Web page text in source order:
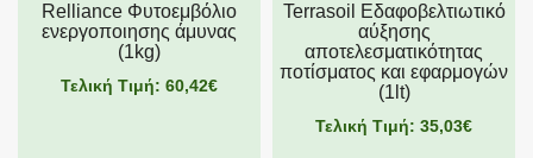
Relliance Φυτοεμβόλιο
ενεργοποιησης άμυνας
(1kg)
Τελική Τιμή: 60,42€
Terrasoil Εδαφοβελτιωτικό
αύξησης
αποτελεσματικότητας
ποτίσματος και εφαρμογών
(1lt)
Τελική Τιμή: 35,03€